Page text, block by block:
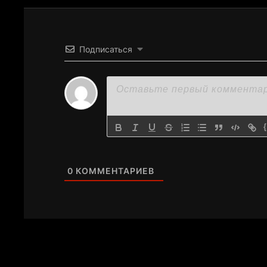
Подписаться
0 КОММЕНТАРИЕВ